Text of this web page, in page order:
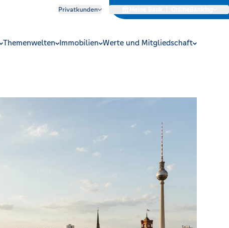
Privatkunden
Themenwelten Immobilien Werte und Mitgliedschaft